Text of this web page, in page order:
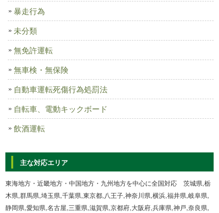
暴走行為
未分類
無免許運転
無車検・無保険
自動車運転死傷行為処罰法
自転車、電動キックボード
飲酒運転
主な対応エリア
東海地方・近畿地方・中国地方・九州地方を中心に全国対応 茨城県,栃
木県,群馬県,埼玉県,千葉県,東京都,八王子,神奈川県,横浜,福井県,岐阜県,
静岡県,愛知県,名古屋,三重県,滋賀県,京都府,大阪府,兵庫県,神戸,奈良県,